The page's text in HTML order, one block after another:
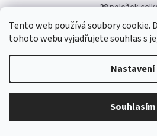
Tento web používá soubory cookie.
tohoto webu vyjadřujete souhlas s
Nastavení
Souhlasím
O
v
l
á
d
a
c
í
p
r
v
28položek